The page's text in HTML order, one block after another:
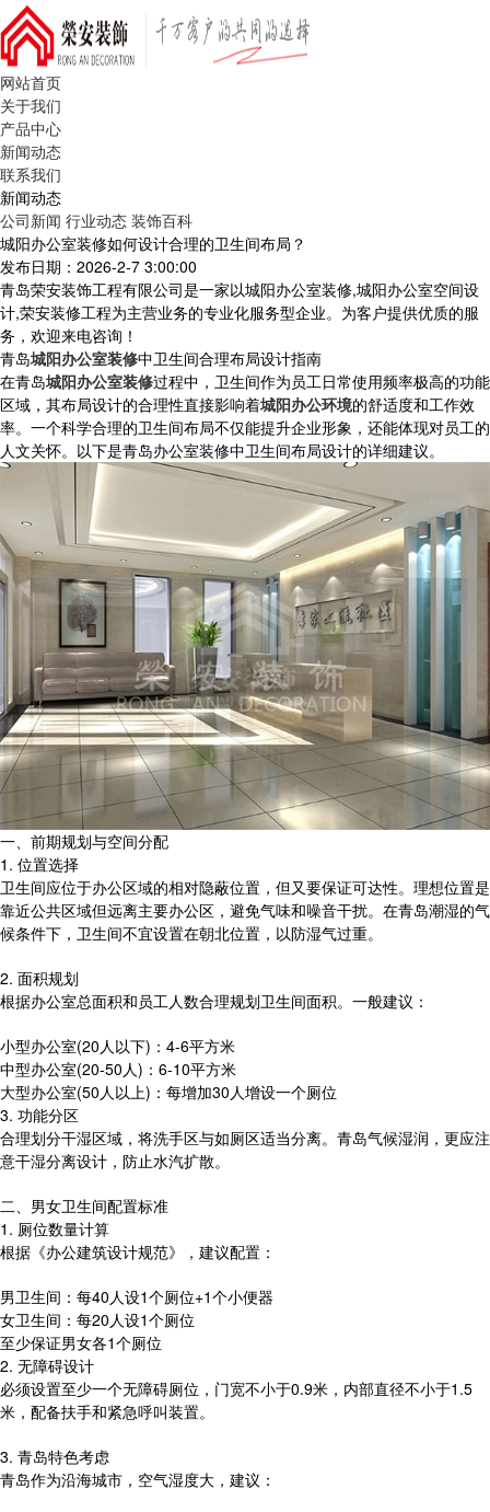
网站首页
关于我们
产品中心
新闻动态
联系我们
新闻动态
公司新闻 行业动态 装饰百科
城阳办公室装修如何设计合理的卫生间布局？
发布日期：2026-2-7 3:00:00
青岛荣安装饰工程有限公司是一家以城阳办公室装修,城阳办公室空间设
计,荣安装修工程为主营业务的专业化服务型企业。为客户提供优质的服
务，欢迎来电咨询！
青岛城阳办公室装修中卫生间合理布局设计指南
在青岛城阳办公室装修过程中，卫生间作为员工日常使用频率极高的功能
区域，其布局设计的合理性直接影响着城阳办公环境的舒适度和工作效
率。一个科学合理的卫生间布局不仅能提升企业形象，还能体现对员工的
人文关怀。以下是青岛办公室装修中卫生间布局设计的详细建议。
一、前期规划与空间分配
1. 位置选择
卫生间应位于办公区域的相对隐蔽位置，但又要保证可达性。理想位置是
靠近公共区域但远离主要办公区，避免气味和噪音干扰。在青岛潮湿的气
候条件下，卫生间不宜设置在朝北位置，以防湿气过重。
2. 面积规划
根据办公室总面积和员工人数合理规划卫生间面积。一般建议：
小型办公室(20人以下)：4-6平方米
中型办公室(20-50人)：6-10平方米
大型办公室(50人以上)：每增加30人增设一个厕位
3. 功能分区
合理划分干湿区域，将洗手区与如厕区适当分离。青岛气候湿润，更应注
意干湿分离设计，防止水汽扩散。
二、男女卫生间配置标准
1. 厕位数量计算
根据《办公建筑设计规范》，建议配置：
男卫生间：每40人设1个厕位+1个小便器
女卫生间：每20人设1个厕位
至少保证男女各1个厕位
2. 无障碍设计
必须设置至少一个无障碍厕位，门宽不小于0.9米，内部直径不小于1.5
米，配备扶手和紧急呼叫装置。
3. 青岛特色考虑
青岛作为沿海城市，空气湿度大，建议：